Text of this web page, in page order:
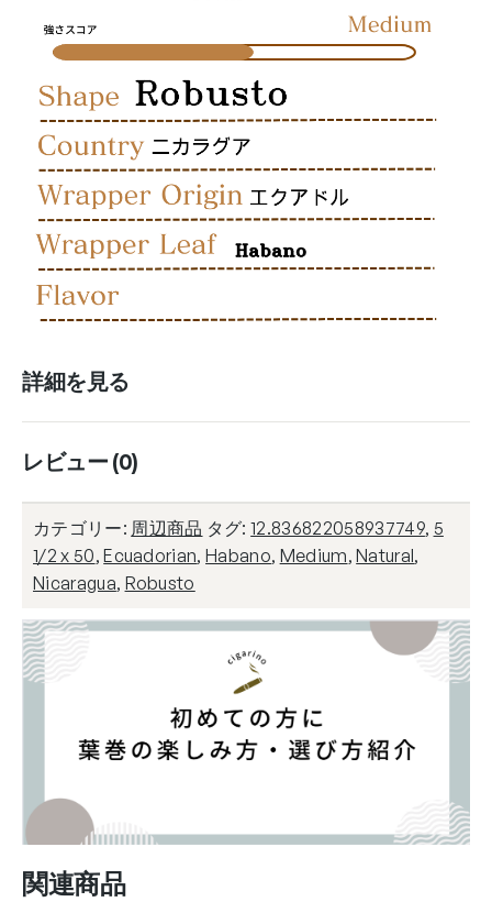
詳細を見る
レビュー (0)
カテゴリー: 周辺商品 タグ:12.836822058937749, 5
1/2 x 50,Ecuadorian,Habano, Medium,Natural,
Nicaragua, Robusto
関連商品